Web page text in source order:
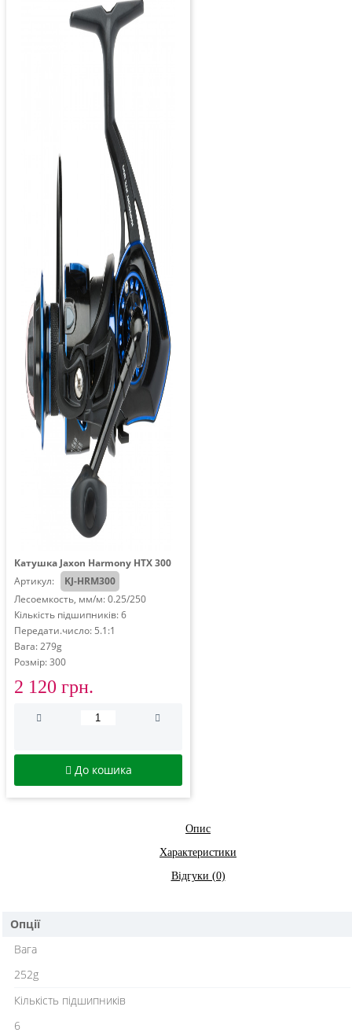
Катушка Jaxon Harmony HTX 300
Артикул:
KJ-HRM300
Лесоемкость, мм/м: 0.25/250
Кількість підшипників: 6
Передати.число: 5.1:1
Вага: 279g
Розмір: 300
2 120 грн.
До кошика
Опис
Характеристики
Відгуки (0)
Опції
Вага
252g
Кількість підшипників
6